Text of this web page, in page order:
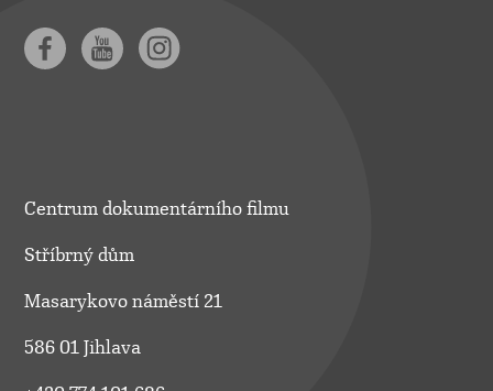
Centrum dokumentárního filmu
Stříbrný dům
Masarykovo náměstí 21
586 01 Jihlava